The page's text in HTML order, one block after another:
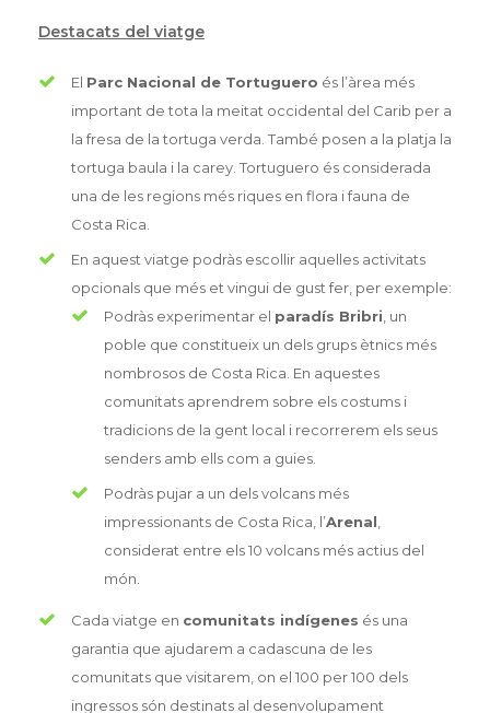
Destacats del viatge
El Parc Nacional de Tortuguero és l’àrea més
important de tota la meitat occidental del Carib per a
la fresa de la tortuga verda. També posen a la platja la
tortuga baula i la carey. Tortuguero és considerada
una de les regions més riques en flora i fauna de
Costa Rica.
En aquest viatge podràs escollir aquelles activitats
opcionals que més et vingui de gust fer, per exemple:
Podràs experimentar el paradís Bribri , un
poble que constitueix un dels grups ètnics més
nombrosos de Costa Rica. En aquestes
comunitats aprendrem sobre els costums i
tradicions de la gent local i recorrerem els seus
senders amb ells com a guies.
Podràs pujar a un dels volcans més
impressionants de Costa Rica, l’Arenal
considerat entre els 10 volcans més actius del
món.
Cada viatge en comunitats indígenes és una
garantia que ajudarem a cadascuna de les
comunitats que visitarem, on el 100 per 100 dels
ingressos són destinats al desenvolupament